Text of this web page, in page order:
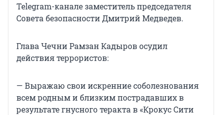
Telegram-канале заместитель председателя
Совета безопасности Дмитрий Медведев.
Глава Чечни Рамзан Кадыров осудил
действия террористов:
— Выражаю свои искренние соболезнования
всем родным и близким пострадавших в
результате гнусного теракта в «Крокус Сити